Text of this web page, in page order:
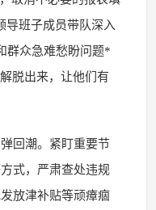
导班子成员带队深入
群众急难愁盼问题*
脱出来，让他们有
回潮。紧盯重要节
式，严肃查处违规
放津补贴等顽瘴痼